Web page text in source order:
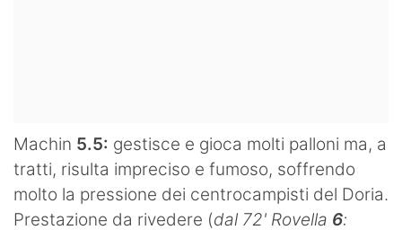
Machin 5.5: gestisce e gioca molti palloni ma, a
tratti, risulta impreciso e fumoso, soffrendo
molto la pressione dei centrocampisti del Doria.
Prestazione da rivedere (dal 72' Rovella 6: